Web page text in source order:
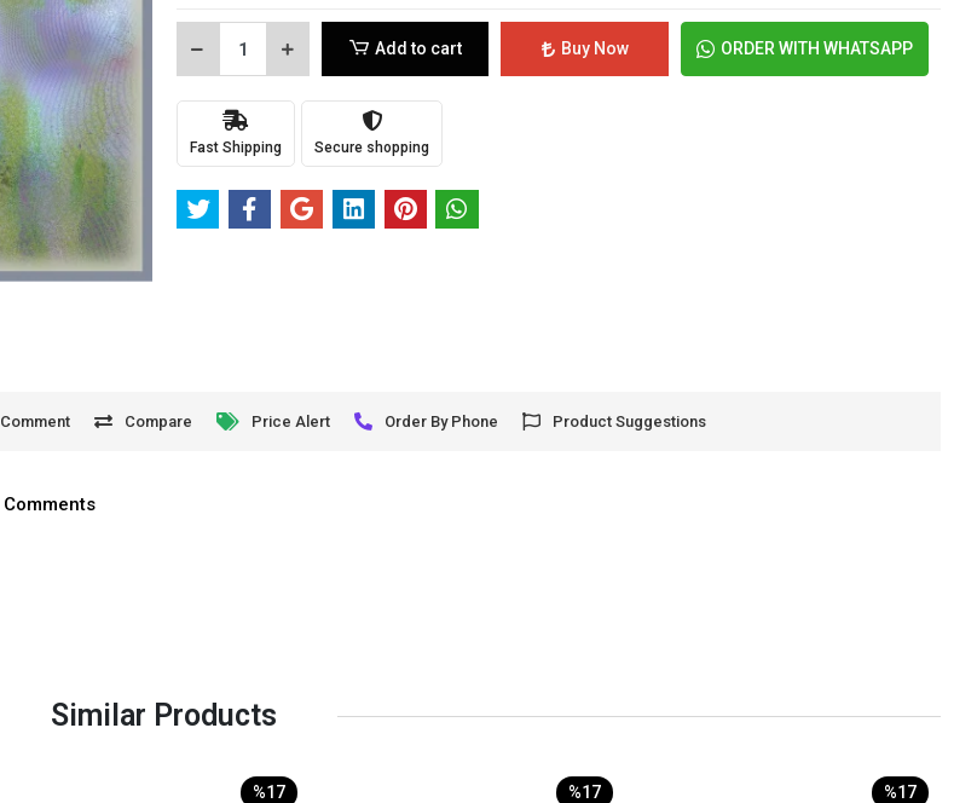
Add to cart Buy Now ORDER WITH WHATSAPP
Fast Shipping Secure shopping
Comment Compare Price Alert Order By Phone Product Suggestions
Comments
Similar Products
%17 %17 %17